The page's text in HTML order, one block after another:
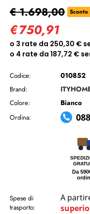
€ 1.698,00
€750,91
Codice: 010852
Brand:
Colore: Bianco
Ordina:
Da
Spese di
trasporto:
A